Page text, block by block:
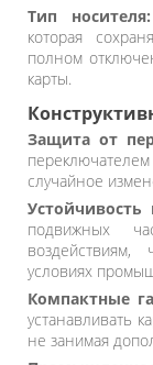
Тип носителя:
которая
полном
карты.
Защита от
случайное
подвижных
условиях
Компактные
устанавливать
не занимая